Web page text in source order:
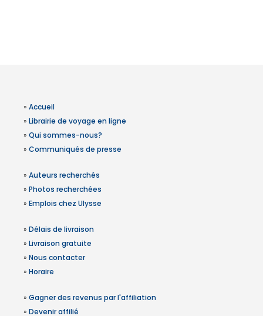
» Accueil
» Librairie de voyage en ligne
» Qui sommes-nous?
» Communiqués de presse
» Auteurs recherchés
» Photos recherchées
» Emplois chez Ulysse
» Délais de livraison
» Livraison gratuite
» Nous contacter
» Horaire
» Gagner des revenus par l'affiliation
» Devenir affilié